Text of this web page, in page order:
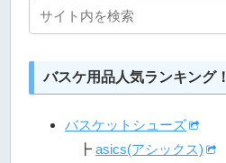
バスケ用品人気ランキング！
バスケットシューズ
┣ asics(アシックス)